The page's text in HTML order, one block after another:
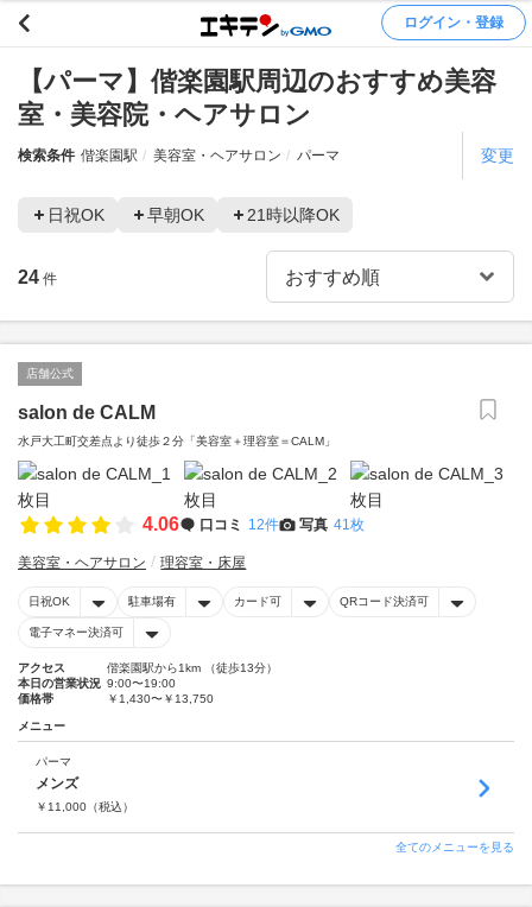
ログイン・登録
【パーマ】偕楽園駅周辺のおすすめ美容
室・美容院・ヘアサロン
検索条件 偕楽園駅 美容室・ヘアサロン パーマ 変更
日祝OK 早朝OK 21時以降OK
24 件
店舗公式
salon de CALM
水戸大工町交差点より徒歩２分「美容室＋理容室＝CALM」
4.06 口コミ 12件 写真 41枚
美容室・ヘアサロン 理容室・床屋
日祝OK 駐車場有 カード可 QRコード決済可
電子マネー決済可
アクセス
偕楽園駅から1km （徒歩13分）
本日の営業状況 9:00〜19:00
価格帯
￥1,430〜￥13,750
メニュー
パーマ
メンズ
￥ 11,000 （税込）
全てのメニューを見る